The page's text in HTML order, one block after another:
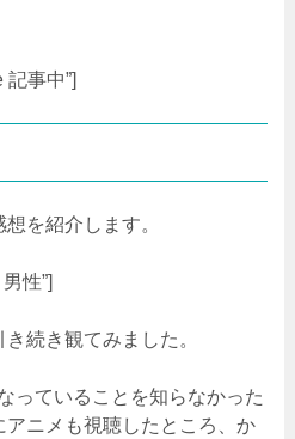
事中”]
を紹介します。
性”]
続き観てみました。
っていることを知らなかった
ニメも視聴したところ、か